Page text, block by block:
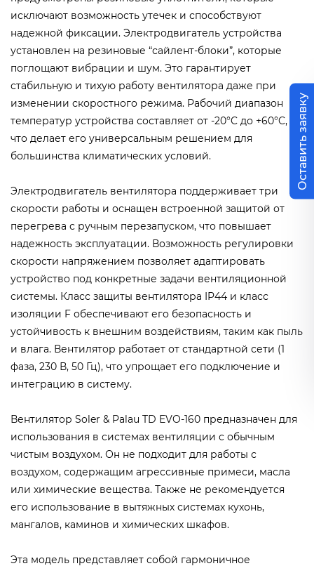
исключают возможность утечек и способствуют
надежной фиксации. Электродвигатель устройства
установлен на резиновые “сайлент-блоки”, которые
поглощают вибрации и шум. Это гарантирует
стабильную и тихую работу вентилятора даже при
изменении скоростного режима. Рабочий диапазон
температур устройства составляет от -20°C до +60°C,
что делает его универсальным решением для
большинства климатических условий.
Электродвигатель вентилятора поддерживает три
скорости работы и оснащен встроенной защитой от
перегрева с ручным перезапуском, что повышает
надежность эксплуатации. Возможность регулировки
скорости напряжением позволяет адаптировать
устройство под конкретные задачи вентиляционной
системы. Класс защиты вентилятора IP44 и класс
изоляции F обеспечивают его безопасность и
устойчивость к внешним воздействиям, таким как пыль
и влага. Вентилятор работает от стандартной сети (1
фаза, 230 В, 50 Гц), что упрощает его подключение и
интеграцию в систему.
Вентилятор Soler & Palau TD EVO-160 предназначен для
использования в системах вентиляции с обычным
чистым воздухом. Он не подходит для работы с
воздухом, содержащим агрессивные примеси, масла
или химические вещества. Также не рекомендуется
его использование в вытяжных системах кухонь,
мангалов, каминов и химических шкафов.
Эта модель представляет собой гармоничное
Оставить заявку